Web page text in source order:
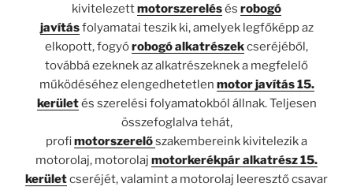
kivitelezettmotorszerelésés robogó
javításfolyamatai teszik ki, amelyek legfőképp az
elkopott, fogyórobogó alkatrészekcseréjéből,
továbbá ezeknek az alkatrészeknek a megfelelő
működéséhez elengedhetetlen motor javítás 15.
kerületés szerelési folyamatokból állnak. Teljesen
összefoglalva tehát,
profimotorszerelőszakembereink kivitelezik a
motorolaj, motorolaj motorkerékpár alkatrész 15.
kerületcseréjét, valamint a motorolaj leeresztő csavar